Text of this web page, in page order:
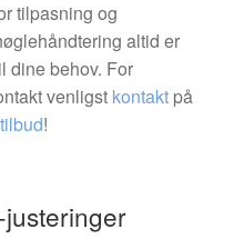
tilpasning og
altid er
dine behov. For
venligst kontaktpå
!